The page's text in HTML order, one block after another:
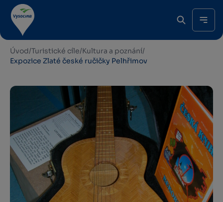
Úvod/Turistické cíle/Kultura a poznání/
Expozice Zlaté české ručičky Pelhřimov